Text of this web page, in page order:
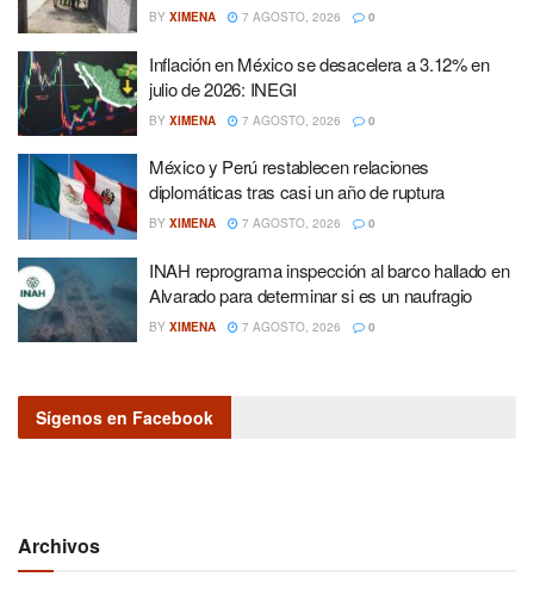
BY XIMENA 7 AGOSTO, 2026 0
Inflación en México se desacelera a 3.12% en
julio de 2026: INEGI
BY XIMENA 7 AGOSTO, 2026 0
México y Perú restablecen relaciones
diplomáticas tras casi un año de ruptura
BY XIMENA 7 AGOSTO, 2026 0
INAH reprograma inspección al barco hallado en
Alvarado para determinar si es un naufragio
BY XIMENA 7 AGOSTO, 2026 0
Sígenos en Facebook
Archivos